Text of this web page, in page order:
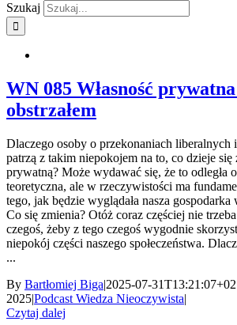
Szukaj
WN 085 Własność
obstrzałem
Dlaczego osoby o przekonaniach liberalnych
patrzą z takim niepokojem na to, co dzieje się
prywatną? Może wydawać się, że to odległa
teoretyczna, ale w rzeczywistości ma
tego, jak będzie wyglądała nasza
Co się zmienia? Otóż coraz częściej nie
czegoś, żeby z tego czegoś wygodnie
niepokój części naszego społeczeństwa.
...
By Bartłomiej Biga|2025-07-
2025|Podcast Wiedza Nieoczywista|
Czytaj dalej